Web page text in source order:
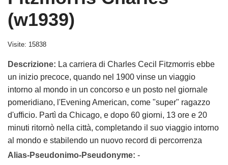
(w1939)
Visite: 15838
Descrizione: La carriera di Charles Cecil Fitzmorris ebbe
un inizio precoce, quando nel 1900 vinse un viaggio
intorno al mondo in un concorso e un posto nel giornale
pomeridiano, l'Evening American, come "super" ragazzo
d'ufficio. Partì da Chicago, e dopo 60 giorni, 13 ore e 20
minuti ritornò nella città, completando il suo viaggio intorno
al mondo e stabilendo un nuovo record di percorrenza
Alias-Pseudonimo-Pseudonyme: -